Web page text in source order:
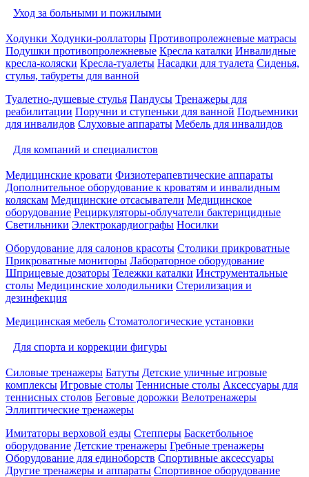
Уход за больными и пожилыми
Ходунки Ходунки-роллаторы Противопролежневые матрасы
Подушки противопролежневые Кресла каталки Инвалидные
кресла-коляски Кресла-туалеты Насадки для туалета Сиденья,
стулья, табуреты для ванной
Туалетно-душевые стулья Пандусы Тренажеры для
реабилитации Поручни и ступеньки для ванной Подъемники
для инвалидов Слуховые аппараты Мебель для инвалидов
Для компаний и специалистов
Медицинские кровати Физиотерапевтические аппараты
Дополнительное оборудование к кроватям и инвалидным
коляскам Медицинские отсасыватели Медицинское
оборудование Рециркуляторы-облучатели бактерицидные
Светильники Электрокардиографы Носилки
Оборудование для салонов красоты Столики прикроватные
Прикроватные мониторы Лабораторное оборудование
Шприцевые дозаторы Тележки каталки Инструментальные
столы Медицинские холодильники Стерилизация и
дезинфекция
Медицинская мебель Стоматологические установки
Для спорта и коррекции фигуры
Силовые тренажеры Батуты Детские уличные игровые
комплексы Игровые столы Теннисные столы Аксессуары для
теннисных столов Беговые дорожки Велотренажеры
Эллиптические тренажеры
Имитаторы верховой езды Степперы Баскетбольное
оборудование Детские тренажеры Гребные тренажеры
Оборудование для единоборств Спортивные аксессуары
Другие тренажеры и аппараты Спортивное оборудование